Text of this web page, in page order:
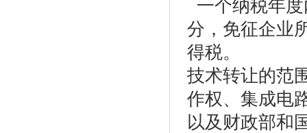
一个纳税年
分，免征企业
得税。
技术转让的范
作权、集成电
以及财政部和